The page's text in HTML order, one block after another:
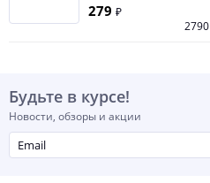
2790
279 ₽
Будьте в курсе!
Новости, обзоры и акции